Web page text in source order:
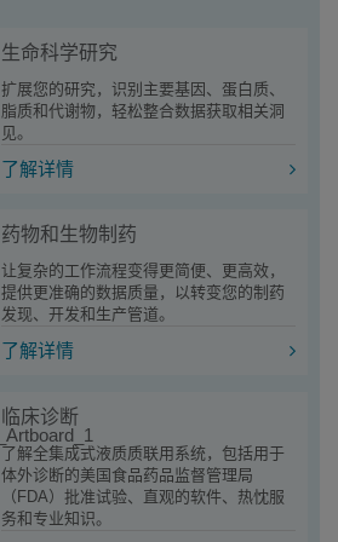
生命科学研究
扩展您的研究，识别主要基因、蛋白质、
脂质和代谢物，轻松整合数据获取相关洞
见。
了解详情
药物和生物制药
让复杂的工作流程变得更简便、更高效，
提供更准确的数据质量，以转变您的制药
发现、开发和生产管道。
了解详情
临床诊断
了解全集成式液质质联用系统，包括用于
体外诊断的美国食品药品监督管理局
（FDA）批准试验、直观的软件、热忱服
务和专业知识。